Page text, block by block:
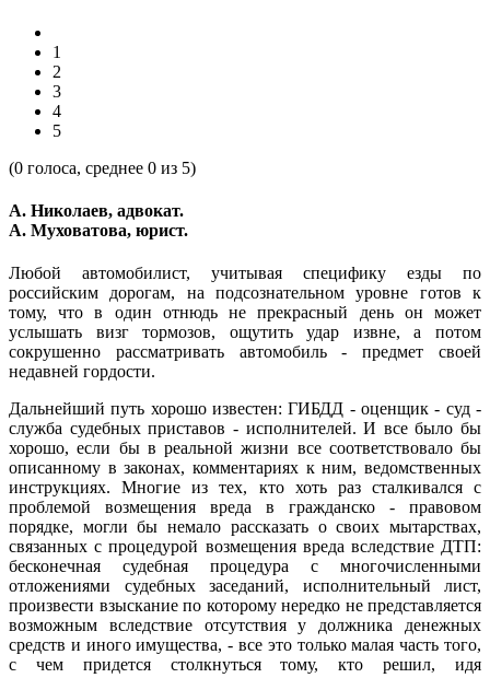
1
2
3
4
5
(0 голоса, среднее 0 из 5)
А. Николаев, адвокат.
А. Муховатова, юрист.
Любой автомобилист, учитывая специфику езды по
российским дорогам, на подсознательном уровне готов к
тому, что в один отнюдь не прекрасный день он может
услышать визг тормозов, ощутить удар извне, а потом
сокрушенно рассматривать автомобиль - предмет своей
недавней гордости.
Дальнейший путь хорошо известен: ГИБДД - оценщик - суд -
служба судебных приставов - исполнителей. И все было бы
хорошо, если бы в реальной жизни все соответствовало бы
описанному в законах, комментариях к ним, ведомственных
инструкциях. Многие из тех, кто хоть раз сталкивался с
проблемой возмещения вреда в гражданско - правовом
порядке, могли бы немало рассказать о своих мытарствах,
связанных с процедурой возмещения вреда вследствие ДТП:
бесконечная судебная процедура с многочисленными
отложениями судебных заседаний, исполнительный лист,
произвести взыскание по которому нередко не представляется
возможным вследствие отсутствия у должника денежных
средств и иного имущества, - все это только малая часть того,
с чем придется столкнуться тому, кто решил, идя